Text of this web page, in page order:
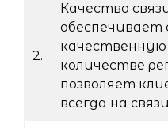
2.
Качество
качественную
количестве
позволяет
всегда на